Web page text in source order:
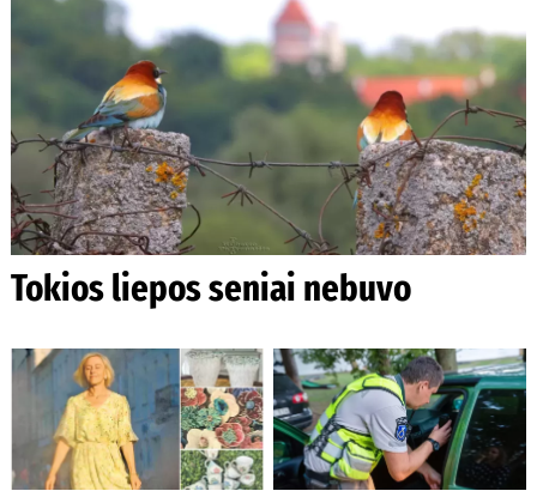
Tokios liepos seniai nebuvo